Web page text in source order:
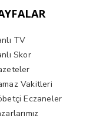
TV
Skor
Vakitleri
Eczaneler